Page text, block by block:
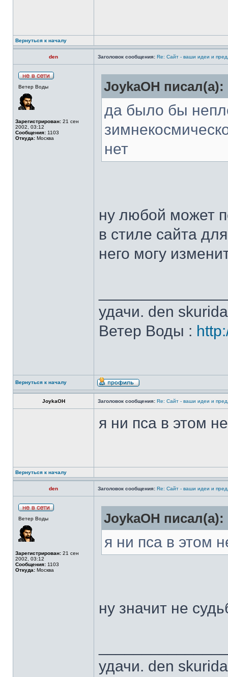
Вернуться к началу
den Заголовок сообщения: Re: Сайт - ваши идеи и
Ветер Воды
Зарегистрирован: 21 сен
2002, 03:12
Сообщения: 1103
Откуда: Москва
JoykaOH писал(а):
да было бы
нет
ну любой может
в стиле сайта
него могу
удачи. den
Ветер Воды :
Вернуться к началу
JoykaOH Заголовок сообщения: Re: Сайт - ваши идеи и
я ни пса в этом
Вернуться к началу
den Заголовок сообщения: Re: Сайт - ваши идеи и
Ветер Воды
Зарегистрирован: 21 сен
2002, 03:12
Сообщения: 1103
Откуда: Москва
JoykaOH писал(а):
я ни пса в этом
ну значит не
удачи. den